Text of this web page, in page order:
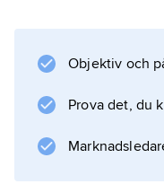
’Nagles arvinge’
’gård’.
Objektiv och
Prova det, du